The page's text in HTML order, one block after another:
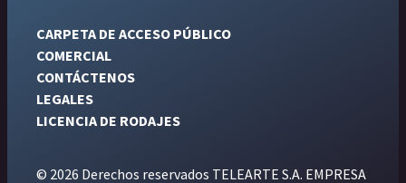
CARPETA DE ACCESO PÚBLICO
COMERCIAL
CONTÁCTENOS
LEGALES
LICENCIA DE RODAJES
© 2026 Derechos reservados TELEARTE S.A. EMPRESA